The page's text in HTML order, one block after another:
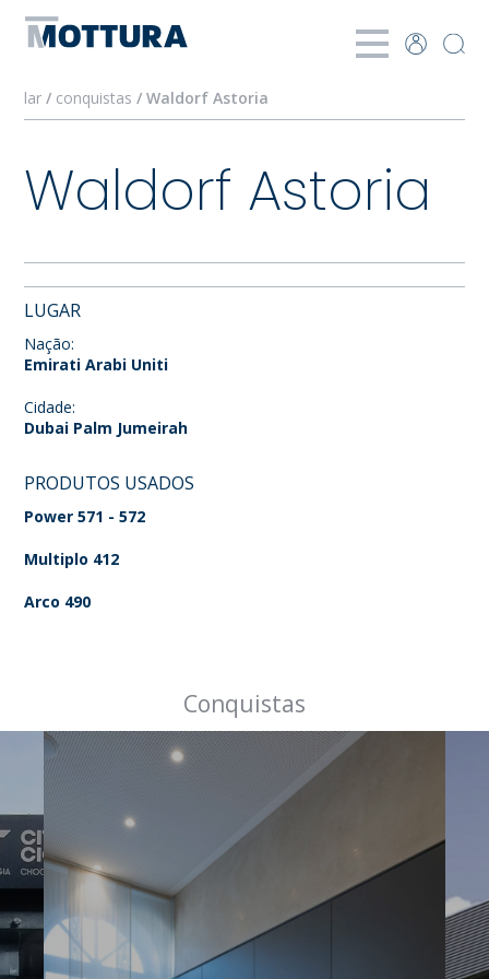
lar / conquistas / Waldorf Astoria
Waldorf Astoria
LUGAR
Nação:
Emirati Arabi Uniti
Cidade:
Dubai Palm Jumeirah
PRODUTOS USADOS
Power 571 - 572
Multiplo 412
Arco 490
Conquistas